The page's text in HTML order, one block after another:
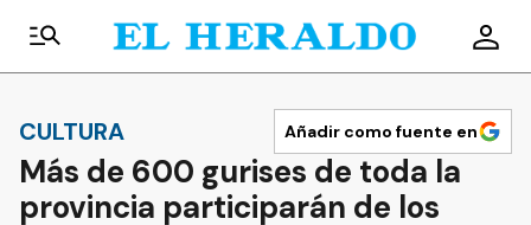
CULTURA Añadir como fuente en
Más de 600 gurises de toda la
provincia participarán de los